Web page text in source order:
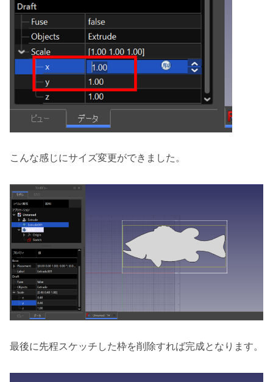
こんな感じにサイズ変更ができました。
最後に先程スケッチした枠を削除すれば完成となります。